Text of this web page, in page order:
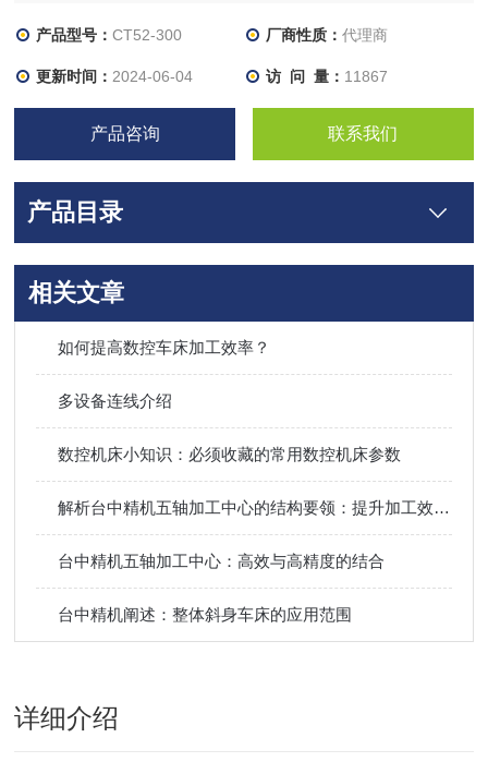
5、适合高硬度材质车削，大吃刀量车削
7、*滚柱线轨尾座
8、Z轴行程有300mm和500mm可以选择
产品型号：CT52-300 厂商性质： 代理商
更新时间： 2024-06-04 访 问 量： 11867
产品咨询 联系我们
产品目录
相关文章
如何提高数控车床加工效率？
多设备连线介绍
数控机床小知识：必须收藏的常用数控机床参数
解析台中精机五轴加工中心的结构要领：提升加工效率的关键
台中精机五轴加工中心：高效与高精度的结合
台中精机阐述：整体斜身车床的应用范围
详细介绍